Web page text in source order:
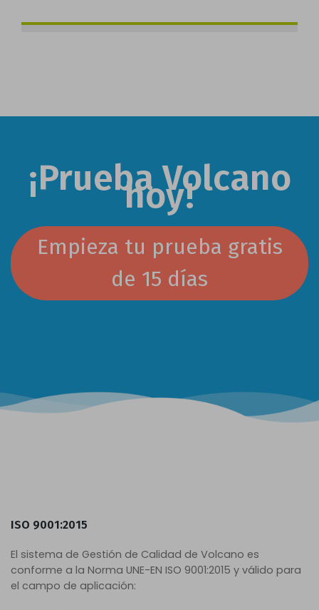
¡Prueba Volcano
hoy!
Empieza tu prueba gratis
de 15 días
ISO 9001:2015
El sistema de Gestión de Calidad de Volcano es
conforme a la Norma UNE-EN ISO 9001:2015 y válido para
el campo de aplicación: